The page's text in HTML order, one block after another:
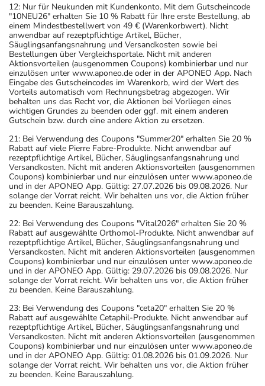
12: Nur für Neukunden mit Kundenkonto. Mit dem Gutscheincode
"10NEU26" erhalten Sie 10 % Rabatt für Ihre erste Bestellung, ab
einem Mindestbestellwert von 49 € (Warenkorbwert). Nicht
anwendbar auf rezeptpflichtige Artikel, Bücher,
Säuglingsanfangsnahrung und Versandkosten sowie bei
Bestellungen über Vergleichsportale. Nicht mit anderen
Aktionsvorteilen (ausgenommen Coupons) kombinierbar und nur
einzulösen unter www.aponeo.de oder in der APONEO App. Nach
Eingabe des Gutscheincodes im Warenkorb, wird der Wert des
Vorteils automatisch vom Rechnungsbetrag abgezogen. Wir
behalten uns das Recht vor, die Aktionen bei Vorliegen eines
wichtigen Grundes zu beenden oder ggf. mit einem anderen
Gutschein bzw. durch eine andere Aktion zu ersetzen.
21: Bei Verwendung des Coupons "Summer20" erhalten Sie 20 %
Rabatt auf viele Pierre Fabre-Produkte. Nicht anwendbar auf
rezeptpflichtige Artikel, Bücher, Säuglingsanfangsnahrung und
Versandkosten. Nicht mit anderen Aktionsvorteilen (ausgenommen
Coupons) kombinierbar und nur einzulösen unter www.aponeo.de
und in der APONEO App. Gültig: 27.07.2026 bis 09.08.2026. Nur
solange der Vorrat reicht. Wir behalten uns vor, die Aktion früher
zu beenden. Keine Barauszahlung.
22: Bei Verwendung des Coupons "Vital2026" erhalten Sie 20 %
Rabatt auf ausgewählte Orthomol-Produkte. Nicht anwendbar auf
rezeptpflichtige Artikel, Bücher, Säuglingsanfangsnahrung und
Versandkosten. Nicht mit anderen Aktionsvorteilen (ausgenommen
Coupons) kombinierbar und nur einzulösen unter www.aponeo.de
und in der APONEO App. Gültig: 29.07.2026 bis 09.08.2026. Nur
solange der Vorrat reicht. Wir behalten uns vor, die Aktion früher
zu beenden. Keine Barauszahlung.
23: Bei Verwendung des Coupons "ceta20" erhalten Sie 20 %
Rabatt auf ausgewählte Cetaphil-Produkte. Nicht anwendbar auf
rezeptpflichtige Artikel, Bücher, Säuglingsanfangsnahrung und
Versandkosten. Nicht mit anderen Aktionsvorteilen (ausgenommen
Coupons) kombinierbar und nur einzulösen unter www.aponeo.de
und in der APONEO App. Gültig: 01.08.2026 bis 01.09.2026. Nur
solange der Vorrat reicht. Wir behalten uns vor, die Aktion früher
zu beenden. Keine Barauszahlung.